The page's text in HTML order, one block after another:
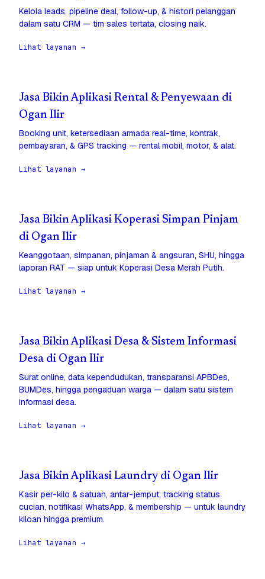
Kelola leads, pipeline deal, follow-up, & histori pelanggan
dalam satu CRM — tim sales tertata, closing naik.
Lihat layanan →
Jasa Bikin Aplikasi Rental & Penyewaan di
Ogan Ilir
Booking unit, ketersediaan armada real-time, kontrak,
pembayaran, & GPS tracking — rental mobil, motor, & alat.
Lihat layanan →
Jasa Bikin Aplikasi Koperasi Simpan Pinjam
di Ogan Ilir
Keanggotaan, simpanan, pinjaman & angsuran, SHU, hingga
laporan RAT — siap untuk Koperasi Desa Merah Putih.
Lihat layanan →
Jasa Bikin Aplikasi Desa & Sistem Informasi
Desa di Ogan Ilir
Surat online, data kependudukan, transparansi APBDes,
BUMDes, hingga pengaduan warga — dalam satu sistem
informasi desa.
Lihat layanan →
Jasa Bikin Aplikasi Laundry di Ogan Ilir
Kasir per-kilo & satuan, antar-jemput, tracking status
cucian, notifikasi WhatsApp, & membership — untuk laundry
kiloan hingga premium.
Lihat layanan →